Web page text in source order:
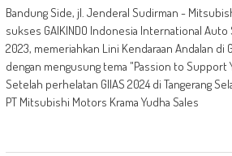
Bandung Side, jl. Jenderal Sudirman -
sukses GAIKINDO Indonesia International Auto
2023, memeriahkan Lini Kendaraan Andalan di
dengan mengusung tema "Passion to Support
Setelah perhelatan GIIAS 2024 di Tangerang
PT Mitsubishi Motors Krama Yudha Sales